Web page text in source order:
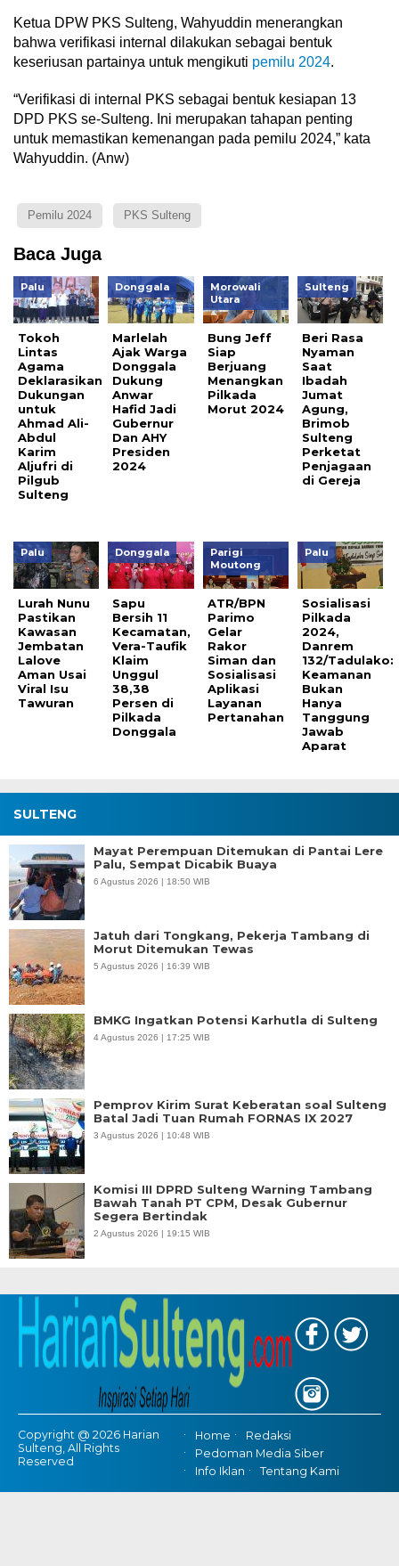
Ketua DPW PKS Sulteng, Wahyuddin menerangkan
bahwa verifikasi internal dilakukan sebagai bentuk
keseriusan partainya untuk mengikuti pemilu 2024.
“Verifikasi di internal PKS sebagai bentuk kesiapan 13
DPD PKS se-Sulteng. Ini merupakan tahapan penting
untuk memastikan kemenangan pada pemilu 2024,” kata
Wahyuddin. (Anw)
Pemilu 2024 PKS Sulteng
Baca Juga
Palu
Tokoh
Lintas
Agama
Deklarasikan
Dukungan
untuk
Ahmad Ali-
Abdul
Karim
Aljufri di
Pilgub
Sulteng
Donggala
Marlelah
Ajak Warga
Donggala
Dukung
Anwar
Hafid Jadi
Gubernur
Dan AHY
Presiden
2024
Morowali
Utara
Bung Jeff
Siap
Berjuang
Menangkan
Pilkada
Morut 2024
Sulteng
Beri Rasa
Nyaman
Saat
Ibadah
Jumat
Agung,
Brimob
Sulteng
Perketat
Penjagaan
di Gereja
Palu
Lurah Nunu
Pastikan
Kawasan
Jembatan
Lalove
Aman Usai
Viral Isu
Tawuran
Donggala
Sapu
Bersih 11
Kecamatan,
Vera-Taufik
Klaim
Unggul
38,38
Persen di
Pilkada
Donggala
Parigi
Moutong
ATR/BPN
Parimo
Gelar
Rakor
Siman dan
Sosialisasi
Aplikasi
Layanan
Pertanahan
Palu
Sosialisasi
Pilkada
2024,
Danrem
132/Tadulako:
Keamanan
Bukan
Hanya
Tanggung
Jawab
Aparat
SULTENG
Mayat Perempuan Ditemukan di Pantai Lere
Palu, Sempat Dicabik Buaya
6 Agustus 2026 | 18:50 WIB
Jatuh dari Tongkang, Pekerja Tambang di
Morut Ditemukan Tewas
5 Agustus 2026 | 16:39 WIB
BMKG Ingatkan Potensi Karhutla di Sulteng
4 Agustus 2026 | 17:25 WIB
Pemprov Kirim Surat Keberatan soal Sulteng
Batal Jadi Tuan Rumah FORNAS IX 2027
3 Agustus 2026 | 10:48 WIB
Komisi III DPRD Sulteng Warning Tambang
Bawah Tanah PT CPM, Desak Gubernur
Segera Bertindak
2 Agustus 2026 | 19:15 WIB
Copyright @ 2026 Harian
Sulteng, All Rights
Reserved
Home
Redaksi
Pedoman Media Siber
Info Iklan
Tentang Kami